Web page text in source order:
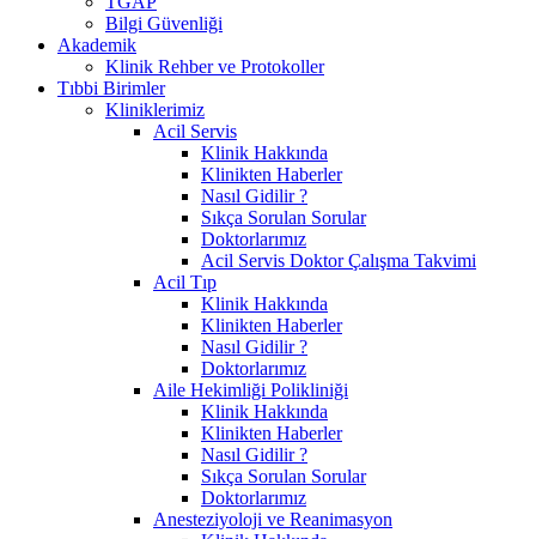
Bilgi Güvenliği
Akademik
Klinik Rehber ve Protokoller
Tıbbi Birimler
Kliniklerimiz
Acil Servis
Klinik Hakkında
Klinikten Haberler
Nasıl Gidilir ?
Sıkça Sorulan Sorular
Doktorlarımız
Acil Servis Doktor Çalışma Takvimi
Acil Tıp
Klinik Hakkında
Klinikten Haberler
Nasıl Gidilir ?
Doktorlarımız
Aile Hekimliği Polikliniği
Klinik Hakkında
Klinikten Haberler
Nasıl Gidilir ?
Sıkça Sorulan Sorular
Doktorlarımız
Anesteziyoloji ve Reanimasyon